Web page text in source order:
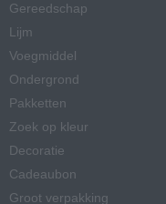
Gereedschap
Lijm
Voegmiddel
Ondergrond
Pakketten
Zoek op kleur
Decoratie
Cadeaubon
Groot verpakking